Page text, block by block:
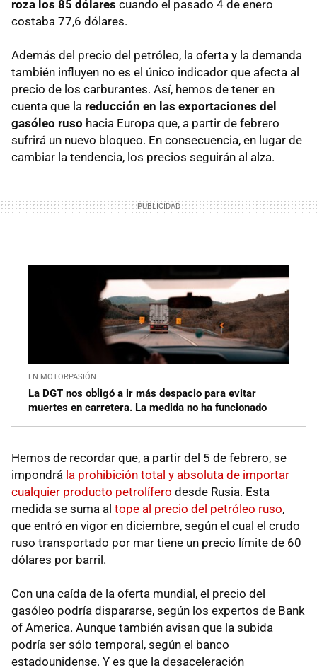
roza los 85 dólares cuando el pasado 4 de enero
costaba 77,6 dólares.
Además del precio del petróleo, la oferta y la demanda
también influyen no es el único indicador que afecta al
precio de los carburantes. Así, hemos de tener en
cuenta que la reducción en las exportaciones del
gasóleo ruso hacia Europa que, a partir de febrero
sufrirá un nuevo bloqueo. En consecuencia, en lugar de
cambiar la tendencia, los precios seguirán al alza.
EN MOTORPASIÓN
La DGT nos obligó a ir más despacio para evitar
muertes en carretera. La medida no ha funcionado
Hemos de recordar que, a partir del 5 de febrero, se
impondrá la prohibición total y absoluta de importar
cualquier producto petrolífero desde Rusia. Esta
medida se suma al tope al precio del petróleo ruso,
que entró en vigor en diciembre, según el cual el crudo
ruso transportado por mar tiene un precio límite de 60
dólares por barril.
Con una caída de la oferta mundial, el precio del
gasóleo podría dispararse, según los expertos de Bank
of America. Aunque también avisan que la subida
podría ser sólo temporal, según el banco
estadounidense. Y es que la desaceleración